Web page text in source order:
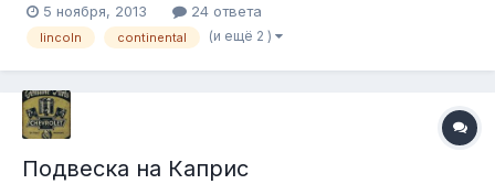
в том, что это мой первый американец, к тому же в городе,
где 90% автомобилей - праворульные японцы, мало кто
5 ноября, 2013 24 ответа
lincoln continental (и ещё 2 )
Подвеска на Каприс